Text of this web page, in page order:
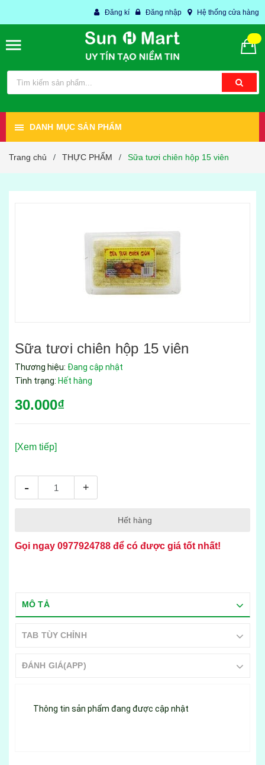
Đăng kí Đăng nhập Hệ thống cửa hàng
DANH MỤC SẢN PHẨM
Trang chủ / THỰC PHẨM / Sữa tươi chiên hộp 15 viên
Sữa tươi chiên hộp 15 viên
Thương hiệu: Đang cập nhật
Tình trạng: Hết hàng
30.000₫
[Xem tiếp]
- +
Hết hàng
Gọi ngay 0977924788 để có được giá tốt nhất!
MÔ TẢ
TAB TÙY CHỈNH
ĐÁNH GIÁ(APP)
Thông tin sản phẩm đang được cập nhật